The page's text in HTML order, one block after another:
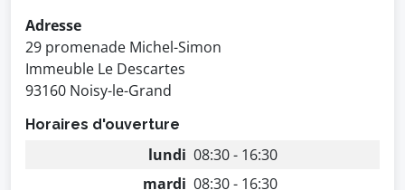
Adresse
29 promenade Michel-Simon
Immeuble Le Descartes
93160 Noisy-le-Grand
Horaires d'ouverture
lundi 08:30 - 16:30
mardi 08:30 - 16:30